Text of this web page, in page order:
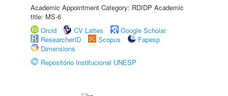
Academic Appointment Category: RDIDP Academic
title: MS-6
Orcid
CV Lattes
Google Scholar
ResearcherID
Scopus
Fapesp
Dimensions
Repositório Institucional UNESP